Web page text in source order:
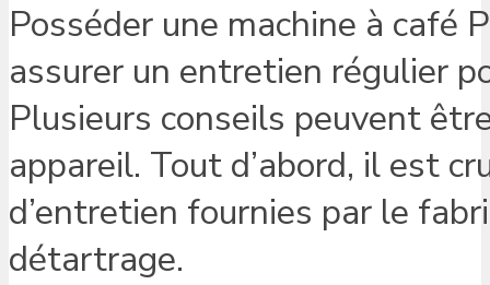
Posséder une machine à café
assurer un entretien régulier
Plusieurs conseils peuvent
appareil. Tout d’abord, il est
d’entretien fournies par le
détartrage.